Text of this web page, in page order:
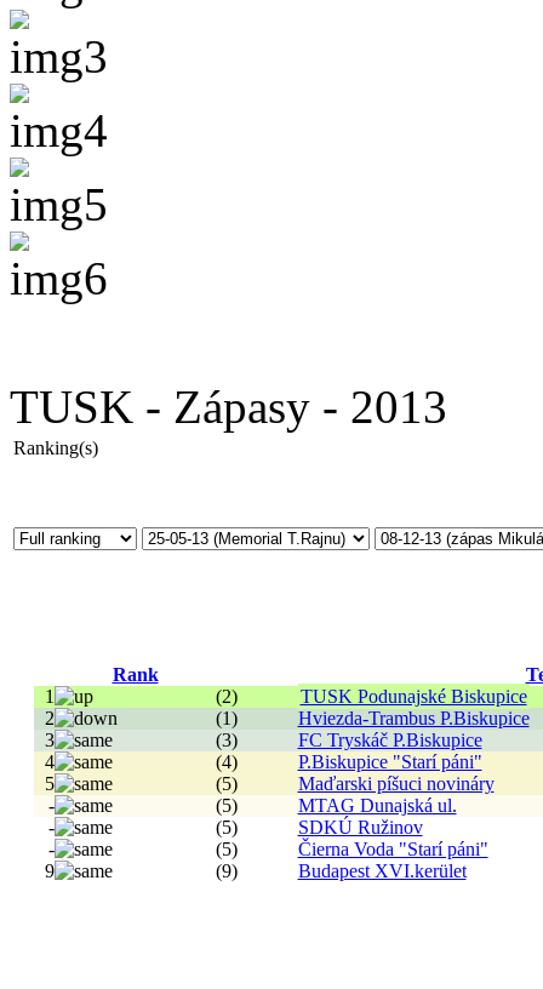
TUSK - Zápasy - 2013
Ranking(s)
Rank
1
(2)
TUSK Podunajské Biskupice
2
(1)
Hviezda-Trambus P.Biskupice
3
(3)
FC Tryskáč P.Biskupice
4
(4)
P.Biskupice "Starí páni"
5
(5)
Maďarski píšuci novináry
-
(5)
MTAG Dunajská ul.
-
(5)
SDKÚ Ružinov
-
(5)
Čierna Voda "Starí páni"
9
(9) Budapest XVI.kerület